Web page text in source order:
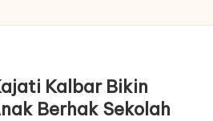
Kalbar Bikin
Berhak Sekolah